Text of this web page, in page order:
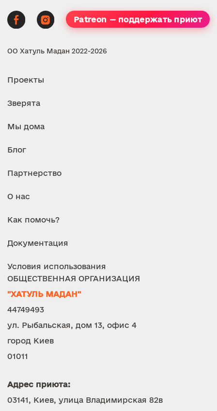
Patreon — поддержать приют
ОО Хатуль Мадан 2022-2026
Проекты
Зверята
Мы дома
Блог
Партнерство
О нас
Как помочь?
Документация
Условия использования
ОБЩЕСТВЕННАЯ ОРГАНИЗАЦИЯ
"ХАТУЛЬ МАДАН"
44749493
ул. Рыбальская, дом 13, офис 4
город Киев
01011
Адрес приюта:
03141, Киев, улица Владимирская 82в